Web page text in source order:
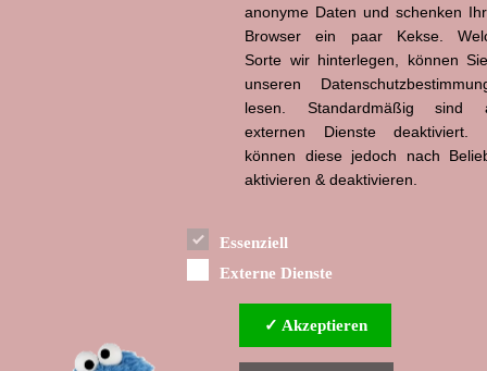
anonyme Daten und schenken
Browser ein paar Kekse.
Sorte wir hinterlegen, können
unseren
lesen. Standardmäßig sind
externen Dienste deaktiviert.
können diese jedoch nach
aktivieren & deaktivieren.
Essenziell
Externe Dienste
✓ Akzeptieren